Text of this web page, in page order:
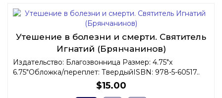
Утешение в болезни и смерти. Святитель
Игнатий (Брянчанинов)
Издательство: Благозвонница Размер: 4.75"x
6.75"Обложка/переплет: ТвердыйISBN: 978-5-60517..
$15.00